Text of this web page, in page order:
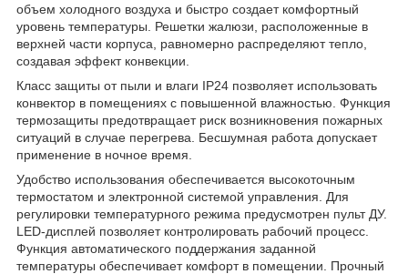
объем холодного воздуха и быстро создает комфортный
уровень температуры. Решетки жалюзи, расположенные в
верхней части корпуса, равномерно распределяют тепло,
создавая эффект конвекции.
Класс защиты от пыли и влаги IP24 позволяет использовать
конвектор в помещениях с повышенной влажностью. Функция
термозащиты предотвращает риск возникновения пожарных
ситуаций в случае перегрева. Бесшумная работа допускает
применение в ночное время.
Удобство использования обеспечивается высокоточным
термостатом и электронной системой управления. Для
регулировки температурного режима предусмотрен пульт ДУ.
LED-дисплей позволяет контролировать рабочий процесс.
Функция автоматического поддержания заданной
температуры обеспечивает комфорт в помещении. Прочный